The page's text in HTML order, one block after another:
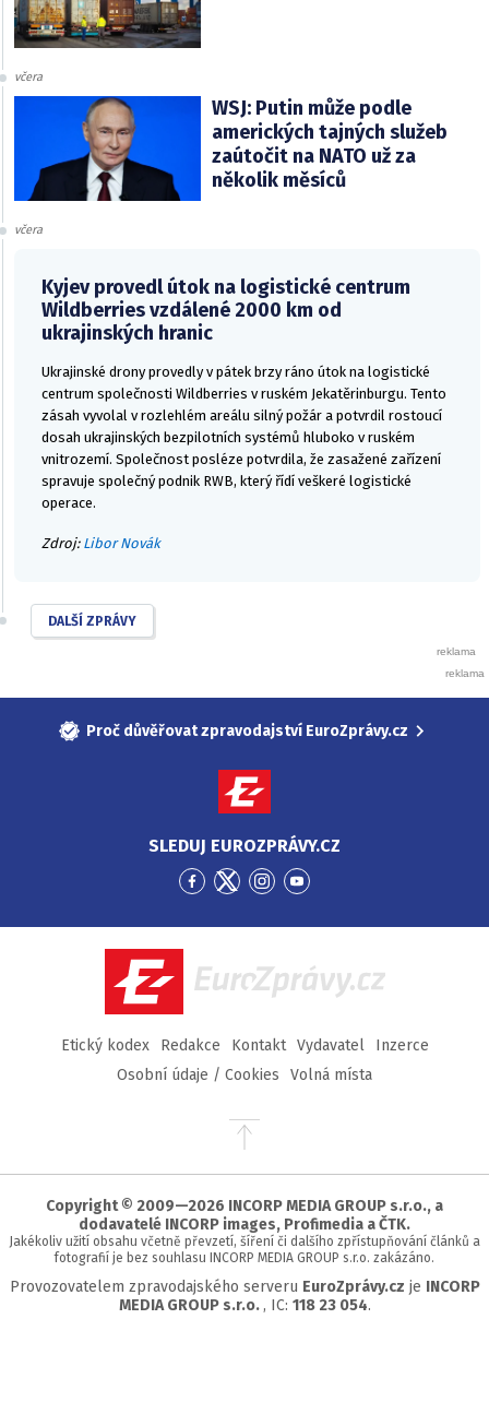
včera
WSJ: Putin může podle
amerických tajných služeb
zaútočit na NATO už za
několik měsíců
včera
Kyjev provedl útok na logistické centrum
Wildberries vzdálené 2000 km od
ukrajinských hranic
Ukrajinské drony provedly v pátek brzy ráno útok na logistické
centrum společnosti Wildberries v ruském Jekatěrinburgu. Tento
zásah vyvolal v rozlehlém areálu silný požár a potvrdil rostoucí
dosah ukrajinských bezpilotních systémů hluboko v ruském
vnitrozemí. Společnost posléze potvrdila, že zasažené zařízení
spravuje společný podnik RWB, který řídí veškeré logistické
operace.
Zdroj: Libor Novák
DALŠÍ ZPRÁVY
Proč důvěřovat zpravodajství EuroZprávy.cz
SLEDUJ EUROZPRÁVY.CZ
Přejít
Facebook
Přejít
Twitter
Přejít
Instagram
Přejít
YouTube
EuroZprávy.cz
Etický kodex Redakce Kontakt Vydavatel
Inzerce
Osobní údaje / Cookies
Volná místa
Přejít
stránky
Copyright © 2009—2026 INCORP MEDIA GROUP s.r.o., a
dodavatelé INCORP images, Profimedia a ČTK.
Jakékoliv užití obsahu včetně převzetí, šíření či dalšího zpřístupňování článků a
fotografií je bez souhlasu INCORP MEDIA GROUP s.r.o. zakázáno.
Provozovatelem zpravodajského serveru EuroZprávy.cz je INCORP
MEDIA GROUP s.r.o. , IC: 118 23 054.